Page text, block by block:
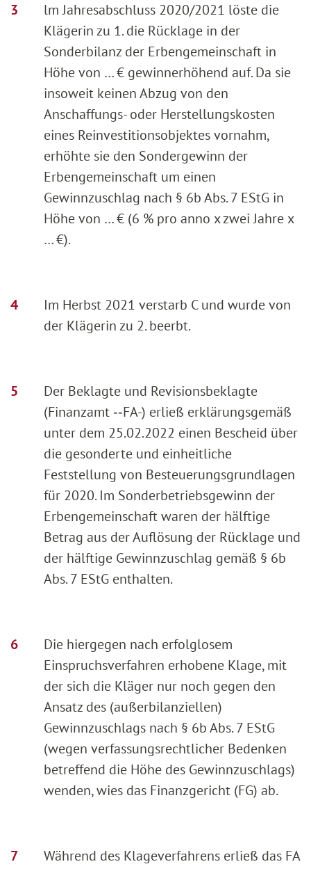
lm Jahresabschluss 2020/2021 löste die
Klägerin zu 1. die Rücklage in der
Sonderbilanz der Erbengemeinschaft in
Höhe von … € gewinnerhöhend auf. Da sie
insoweit keinen Abzug von den
Anschaffungs- oder Herstellungskosten
eines Reinvestitionsobjektes vornahm,
erhöhte sie den Sondergewinn der
Erbengemeinschaft um einen
Gewinnzuschlag nach § 6b Abs. 7 EStG in
Höhe von … € (6 % pro anno x zwei Jahre x
… €).
Im Herbst 2021 verstarb C und wurde von
der Klägerin zu 2. beerbt.
Der Beklagte und Revisionsbeklagte
(Finanzamt ‑‑FA-) erließ erklärungsgemäß
unter dem 25.02.2022 einen Bescheid über
die gesonderte und einheitliche
Feststellung von Besteuerungsgrundlagen
für 2020. Im Sonderbetriebsgewinn der
Erbengemeinschaft waren der hälftige
Betrag aus der Auflösung der Rücklage und
der hälftige Gewinnzuschlag gemäß § 6b
Abs. 7 EStG enthalten.
Die hiergegen nach erfolglosem
Einspruchsverfahren erhobene Klage, mit
der sich die Kläger nur noch gegen den
Ansatz des (außerbilanziellen)
Gewinnzuschlags nach § 6b Abs. 7 EStG
(wegen verfassungsrechtlicher Bedenken
betreffend die Höhe des Gewinnzuschlags)
wenden, wies das Finanzgericht (FG) ab.
Während des Klageverfahrens erließ das FA